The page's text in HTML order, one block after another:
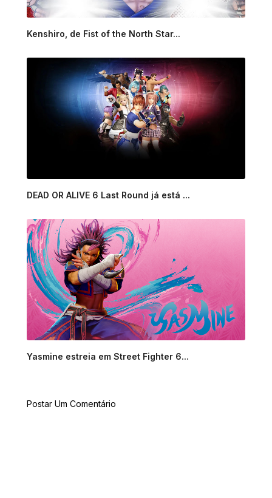
Kenshiro, de Fist of the North Star...
DEAD OR ALIVE 6 Last Round já está ...
Yasmine estreia em Street Fighter 6...
Postar Um Comentário